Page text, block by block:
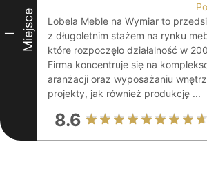
I Miejsce
Lobela Meble na Wymiar to
z długoletnim stażem na rynku
które rozpoczęło działalność w
Firma koncentruje się na
aranżacji oraz wyposażaniu
projekty, jak również produkcję ...
8.6